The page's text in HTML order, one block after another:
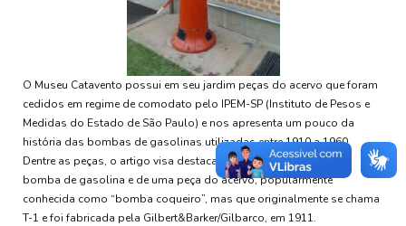
O Museu Catavento possui em seu jardim peças do acervo que foram
cedidos em regime de comodato pelo IPEM-SP (Instituto de Pesos e
Medidas do Estado de São Paulo) e nos apresenta um pouco da
história das bombas de gasolinas utilizadas entre 1910 a 1960.
Dentre as peças, o artigo visa destacar a história da criação da
bomba de gasolina e de uma peça do acervo, popularmente
conhecida como “bomba coqueiro”, mas que originalmente se chama
T-1 e foi fabricada pela Gilbert&Barker/Gilbarco, em 1911.